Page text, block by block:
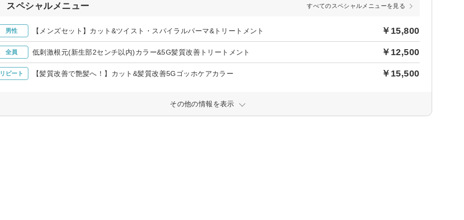
スペシャルメニュー すべてのスペシャルメニューを見る
男性 【メンズセット】カット&ツイスト・スパイラルパーマ&トリートメント ￥15,800
全員 低刺激根元(新生部2センチ以内)カラー&5G髪質改善トリートメント ￥12,500
リピート 【髪質改善で艶髪へ！】カット&髪質改善5Gゴッホケアカラー ￥15,500
その他の情報を表示